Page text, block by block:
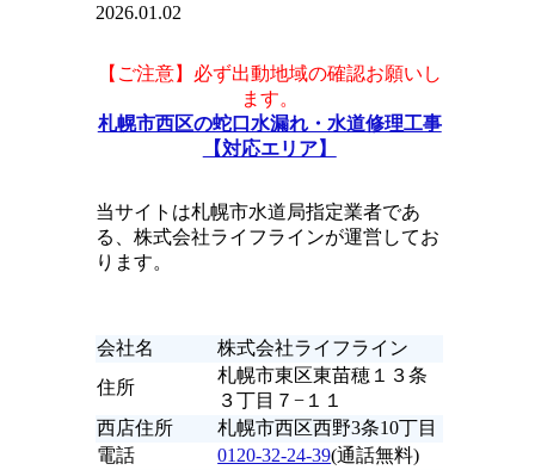
2026.01.02
【ご注意】必ず出動地域の確認お願いし
ます。
札幌市西区の蛇口水漏れ・水道修理工事
【対応エリア】
当サイトは札幌市水道局指定業者であ
る、株式会社ライフラインが運営してお
ります。
会社名
株式会社ライフライン
住所
札幌市東区東苗穂１３条
３丁目７−１１
西店住所
札幌市西区西野3条10丁目
電話
0120-32-24-39(通話無料)